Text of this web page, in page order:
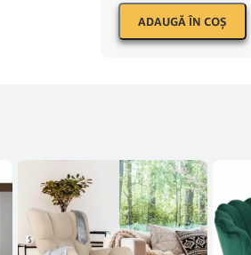
ADAUGĂ ÎN COŞ